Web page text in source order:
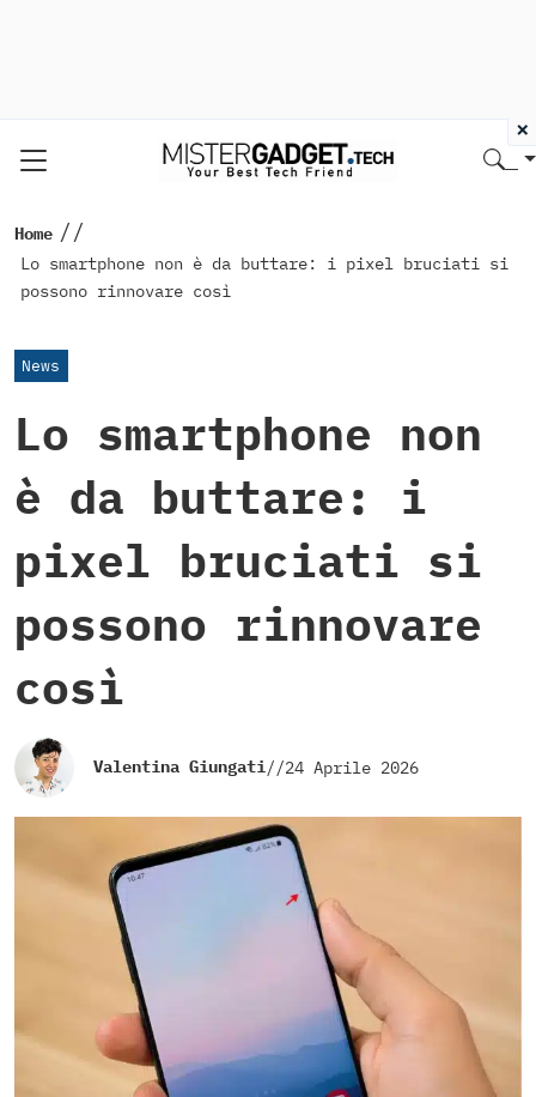
Home //
Lo smartphone non è da buttare: i pixel bruciati si
possono rinnovare così
News
Lo smartphone non
è da buttare: i
pixel bruciati si
possono rinnovare
così
Valentina Giungati//24 Aprile 2026
×